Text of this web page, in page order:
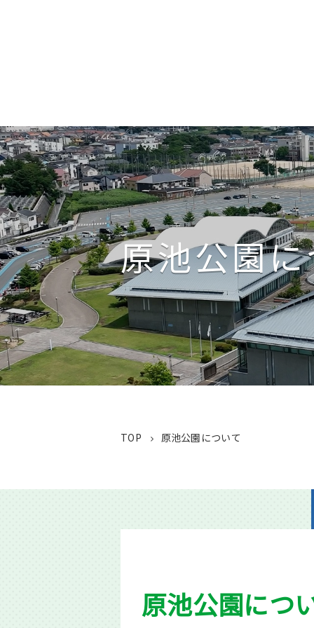
原池公園
TOP 原池公園について
原池公園につ